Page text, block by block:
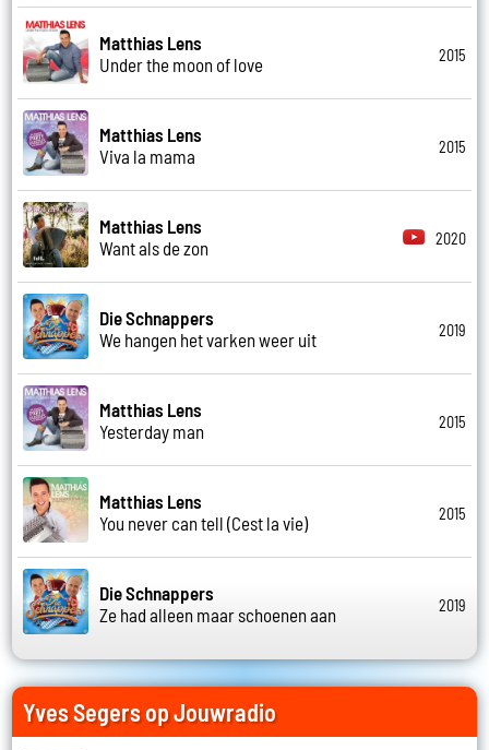
Matthias Lens
Under the moon of love
2015
Matthias Lens
Viva la mama
2015
Matthias Lens
Want als de zon
2020
Die Schnappers
We hangen het varken weer uit
2019
Matthias Lens
Yesterday man
2015
Matthias Lens
You never can tell (Cest la vie)
2015
Die Schnappers
Ze had alleen maar schoenen aan
2019
Yves Segers op Jouwradio